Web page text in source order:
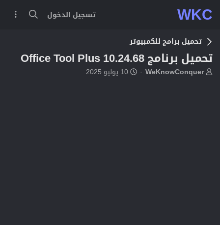
WKC تسجيل الدخول
تحميل برامج للكمبيوتر
تحميل برنامج Office Tool Plus 10.24.68
بWeKnowConquer
ت10 يوليو 2025